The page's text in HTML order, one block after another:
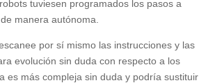
tuviesen programados los pasos a
manera autónoma.
por sí mismo las instrucciones y las
evolución sin duda con respecto a los
es más compleja sin duda y podría sustituir